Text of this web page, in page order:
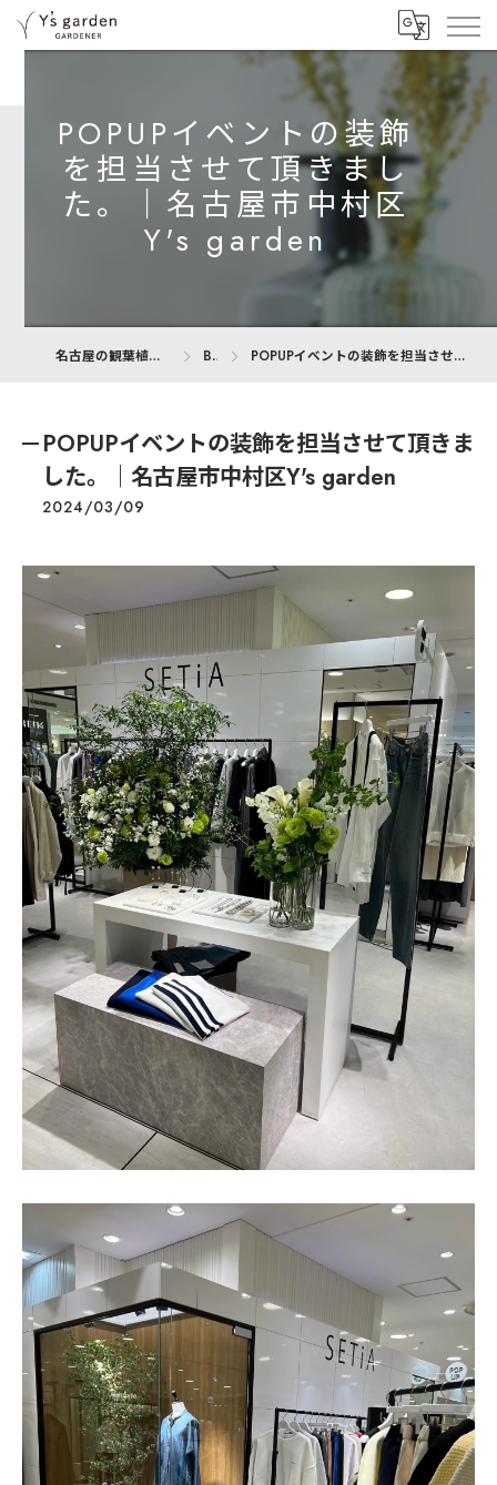
POPUPイベントの装飾
を担当させて頂きまし
た。｜名古屋市中村区
Y's garden
名古屋の観葉植物専門店ならY’s garden Blog POPUPイベントの装飾を担当させて頂きました。｜名古屋市中村区Y's garden
POPUPイベントの装飾を担当させて頂きま
した。｜名古屋市中村区Y's garden
2024/03/09